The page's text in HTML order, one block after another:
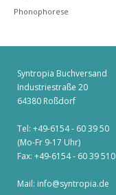
Phonophorese
Syntropia Buchversand
Industriestraße 20
64380 Roßdorf
Tel: +49-6154 - 60 39 50
(Mo-Fr 9-17 Uhr)
Fax: +49-6154 - 60 39 510
Mail: info@syntropia.de